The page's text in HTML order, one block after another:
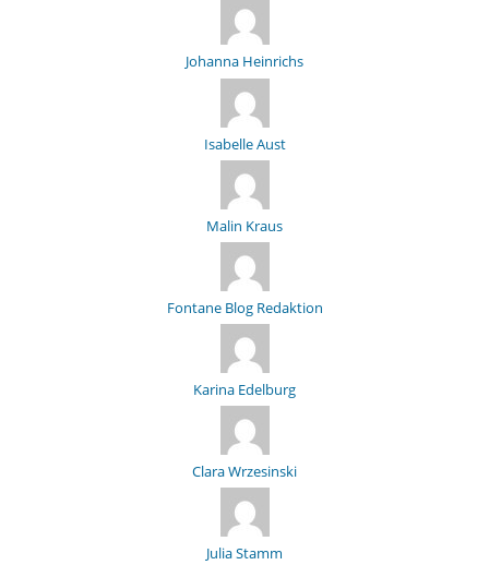
Johanna Heinrichs
Isabelle Aust
Malin Kraus
Fontane Blog Redaktion
Karina Edelburg
Clara Wrzesinski
Julia Stamm